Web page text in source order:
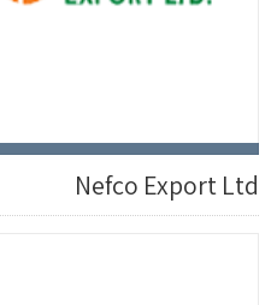
Nefco Export Ltd